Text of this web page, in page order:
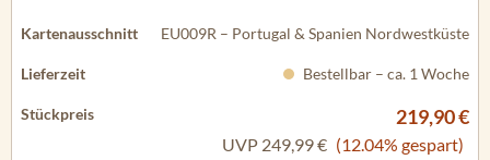
EU009R – Portugal & Spanien Nordwestküste
Bestellbar – ca. 1 Woche
219,90 €
UVP 249,99 € (12.04% gespart)